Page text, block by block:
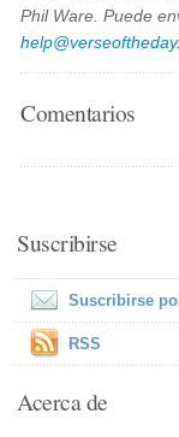
Phil Ware. Puede
Comentarios
Suscribirse
Suscribirse
RSS
Acerca de